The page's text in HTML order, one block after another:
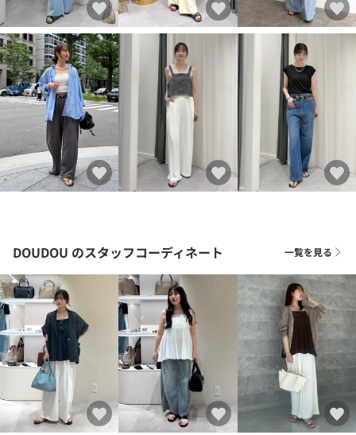
DOUDOU のスタッフコーディネート 一覧を見る